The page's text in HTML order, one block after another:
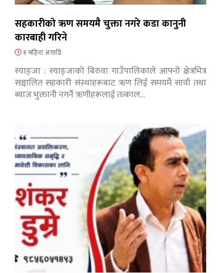
सहकारीको ऋण समयमै चुक्ता नगरे कडा कानुनी
कारबाही गरिने
१ महिना अगाडि
स्याङ्जा : स्याङ्जाको बिरुवा गाउँपालिकाले आफ्नो क्षेत्रभित्र
सञ्चालित सहकारी संस्थाहरूबाट ऋण लिई समयमै सावाँ तथा
ब्याज भुक्तानी नगर्ने ऋणीहरूलाई तत्काल…